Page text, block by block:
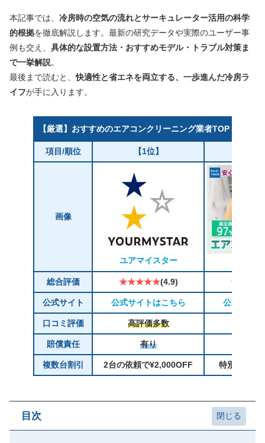
本記事では、 冷房時の空気の流れとサーキュレーター活用の科学
的根拠を徹底解説します。最新の研究データや実際のユーザー事
例も交え、 具体的な設置方法・おすすめモデル・トラブル対策ま
で一挙解説。
最後まで読むと、快適性と省エネを両立する、一歩進んだ冷房ラ
イフが手に入ります。
【厳選】おすすめのエアコンクリーニング業者TOP３／期
項目/順位 【1位】
画像
ユアマイスター
総合評価 ★★★★★(4.9)
公式サイト 公式サイトはこちら 公式サイ
口コミ評価 高評価多数
賠償責任 有り
複数台割引 2台の依頼で¥2,000OFF 特別キャン
目次